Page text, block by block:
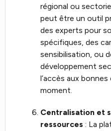
régional ou
peut être un outil
des experts pour
spécifiques, des
sensibilisation, ou
développement
l’accès aux
moment.
Centralisation et
ressources : La